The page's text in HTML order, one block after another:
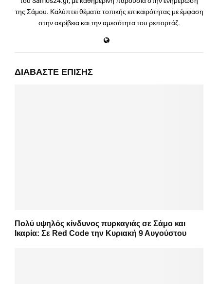
της Σάμου. Καλύπτει θέματα τοπικής επικαιρότητας με έμφαση
στην ακρίβεια και την αμεσότητα του ρεπορτάζ.
ΔΙΑΒΆΣΤΕ ΕΠΊΣΗΣ
Πολύ υψηλός κίνδυνος πυρκαγιάς σε Σάμο και
Ικαρία: Σε Red Code την Κυριακή 9 Αυγούστου